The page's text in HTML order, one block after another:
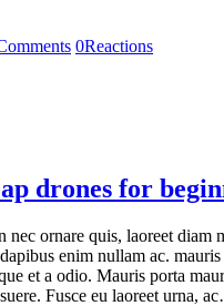
0Reactions
drones for
nec ornare quis, laoreet diam
enim nullam ac.
et a odio. Mauris porta
Fusce eu laoreet urna,